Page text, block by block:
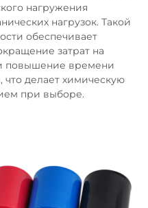
нагружения
нагрузок. Такой
обеспечивает
затрат на
повышение времени
что делает химическую
при выборе.